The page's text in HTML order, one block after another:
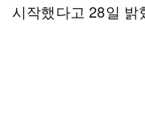
시작했다고 28일 밝